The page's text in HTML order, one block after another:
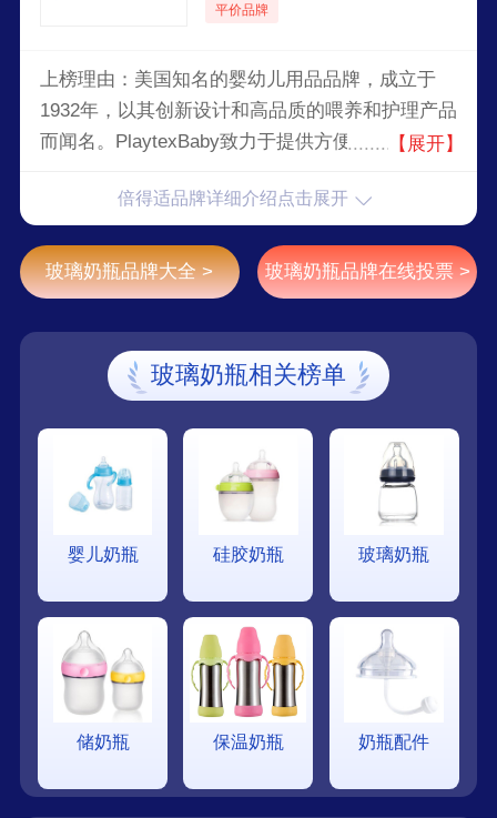
平价品牌
上榜理由：美国知名的婴幼儿用品品牌，成立于
1932年，以其创新设计和高品质的喂养和护理产品
而闻名。PlaytexBaby致力于提供方便、舒适和安
【展开】
倍得适品牌详细介绍点击展开
玻璃奶瓶品牌大全 > 玻璃奶瓶品牌在线投票 >
玻璃奶瓶相关榜单
婴儿奶瓶 硅胶奶瓶 玻璃奶瓶
储奶瓶 保温奶瓶 奶瓶配件